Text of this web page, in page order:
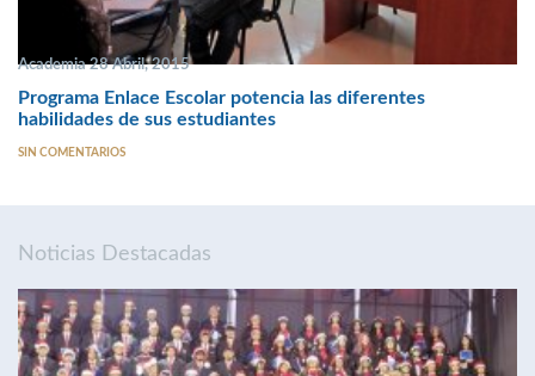
Academia 28 Abril, 2015
Programa Enlace Escolar potencia las diferentes
habilidades de sus estudiantes
SIN COMENTARIOS
Noticias Destacadas